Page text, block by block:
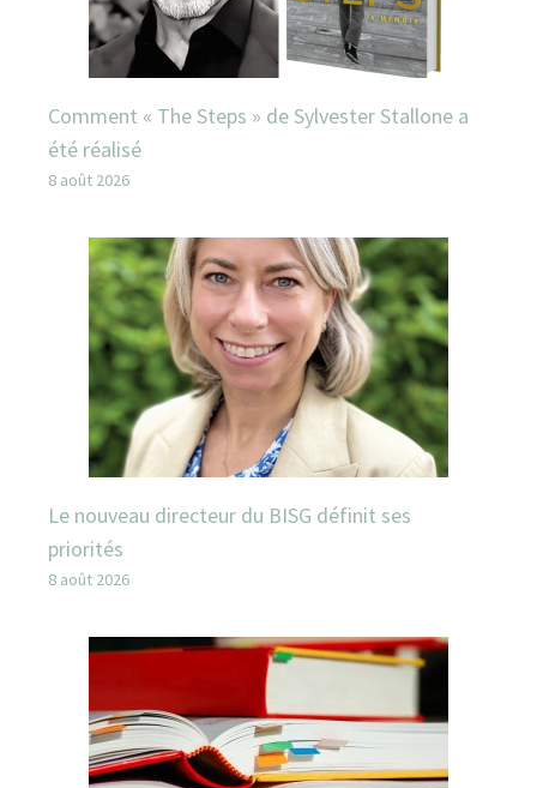
Comment « The Steps » de Sylvester Stallone a
été réalisé
8 août 2026
Le nouveau directeur du BISG définit ses
priorités
8 août 2026